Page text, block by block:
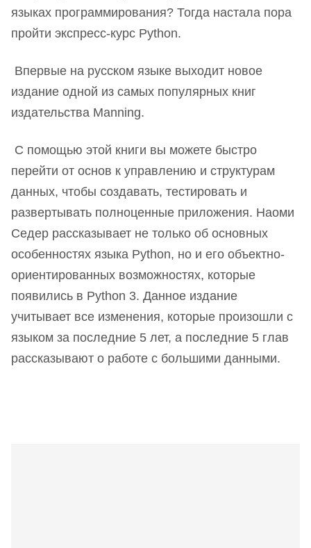
языках программирования? Тогда настала пора
пройти экспресс-курс Python.
Впервые на русском языке выходит новое
издание одной из самых популярных книг
издательства Manning.
С помощью этой книги вы можете быстро
перейти от основ к управлению и структурам
данных, чтобы создавать, тестировать и
развертывать полноценные приложения. Наоми
Седер рассказывает не только об основных
особенностях языка Python, но и его объектно-
ориентированных возможностях, которые
появились в Python 3. Данное издание
учитывает все изменения, которые произошли с
языком за последние 5 лет, а последние 5 глав
рассказывают о работе с большими данными.